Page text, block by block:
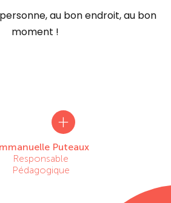
au bon endroit, au bon
moment !
+
Puteaux
Responsable
Pédagogique